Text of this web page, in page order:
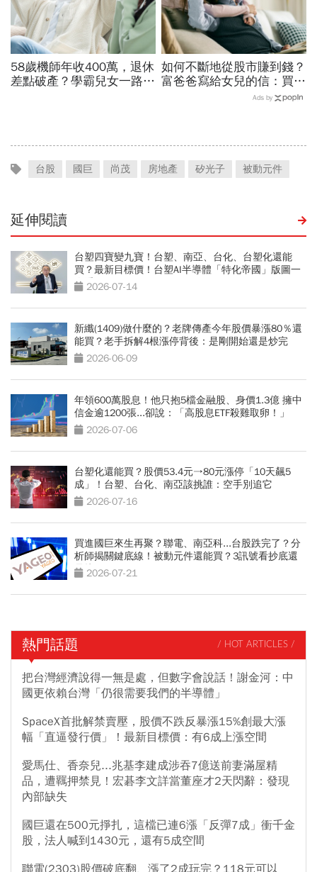
58歲機師年收400萬，退休
差點破產？學霸兒女一路私
如何不斷地從股市賺到錢？
富爸爸寫給女兒的信：買股
票，一生不能踩的3條紅線
Ads by
台股 國巨 尚茂 房地產 矽光子 被動元件
延伸閱讀
台塑四寶變九寶！台塑、南亞、台化、台塑化還能
買？最新目標價！台塑AI半導體「特化帝國」版圖一
次看2026-07-14
新纖(1409)做什麼的？老牌傳產今年股價暴漲80％還
能買？老手拆解4根漲停背後：是剛開始還是炒完
了？2026-06-09
年領600萬股息！他只抱5檔金融股、身價1.3億 擁中
信金逾1200張...卻說：「高股息ETF殺雞取卵！」
2026-07-06
台塑化還能買？股價53.4元→80元漲停「10天飆5
成」！台塑、台化、南亞該挑誰：空手別追它
2026-07-16
買進國巨來生再聚？聯電、南亞科...台股跌完了？分
析師揭關鍵底線！被動元件還能買？3訊號看抄底還
是接刀
2026-07-21
熱門話題 / HOT ARTICLES /
把台灣經濟說得一無是處，但數字會說話！謝金河：中
國更依賴台灣「仍很需要我們的半導體」
SpaceX首批解禁賣壓，股價不跌反暴漲15%創最大漲
幅「直逼發行價」！最新目標價：有6成上漲空間
愛馬仕、香奈兒...兆基李建成涉吞7億送前妻滿屋精
品，遭羈押禁見！宏碁李文詳當董座才2天閃辭：發現
內部缺失
國巨還在500元掙扎，這檔已連6漲「反彈7成」衝千金
股，法人喊到1430元，還有5成空間
聯電(2303)股價破底翻、漲了2成玩完？118元可以